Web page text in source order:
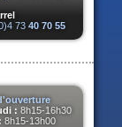
73 40 70 55
: 8h15-16h30
8h15-13h00